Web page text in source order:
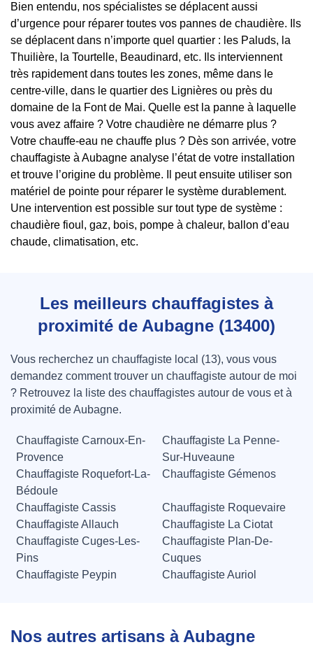
Bien entendu, nos spécialistes se déplacent aussi
d’urgence pour réparer toutes vos pannes de chaudière. Ils
se déplacent dans n’importe quel quartier : les Paluds, la
Thuilière, la Tourtelle, Beaudinard, etc. Ils interviennent
très rapidement dans toutes les zones, même dans le
centre-ville, dans le quartier des Lignières ou près du
domaine de la Font de Mai. Quelle est la panne à laquelle
vous avez affaire ? Votre chaudière ne démarre plus ?
Votre chauffe-eau ne chauffe plus ? Dès son arrivée, votre
chauffagiste à Aubagne analyse l’état de votre installation
et trouve l’origine du problème. Il peut ensuite utiliser son
matériel de pointe pour réparer le système durablement.
Une intervention est possible sur tout type de système :
chaudière fioul, gaz, bois, pompe à chaleur, ballon d’eau
chaude, climatisation, etc.
Les meilleurs chauffagistes à
proximité de Aubagne (13400)
Vous recherchez un chauffagiste local (13), vous vous
demandez comment trouver un chauffagiste autour de moi
? Retrouvez la liste des chauffagistes autour de vous et à
proximité de Aubagne.
Chauffagiste Carnoux-En-
Provence
Chauffagiste La Penne-
Sur-Huveaune
Chauffagiste Roquefort-La-
Bédoule
Chauffagiste Gémenos
Chauffagiste Cassis
Chauffagiste Roquevaire
Chauffagiste Allauch
Chauffagiste La Ciotat
Chauffagiste Cuges-Les-
Pins
Chauffagiste Plan-De-
Cuques
Chauffagiste Peypin
Chauffagiste Auriol
Nos autres artisans à Aubagne